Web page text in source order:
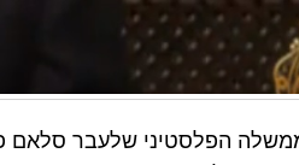
הפלסטיני שלעבר סלאם